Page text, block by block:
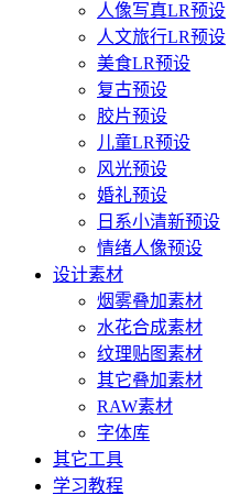
人像写真LR预设
人文旅行LR预设
美食LR预设
复古预设
胶片预设
儿童LR预设
风光预设
婚礼预设
日系小清新预设
情绪人像预设
设计素材
烟雾叠加素材
水花合成素材
纹理贴图素材
其它叠加素材
RAW素材
字体库
其它工具
学习教程